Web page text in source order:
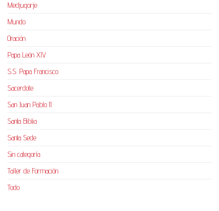
Medjugorje
Mundo
Oración
Papa León XIV
S.S. Papa Francisco
Sacerdote
San Juan Pablo II
Santa Biblia
Santa Sede
Sin categoría
Taller de Formación
Todo